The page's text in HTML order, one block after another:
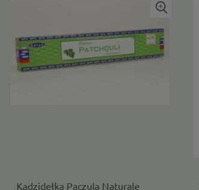
Kadzidełka Paczula Naturale